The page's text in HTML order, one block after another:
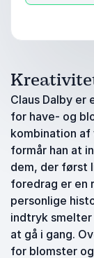
Claus Dalby er
for have- og
kombination
formår han at
dem, der først
foredrag er en
personlige
indtryk smelter
at gå i gang.
for blomster